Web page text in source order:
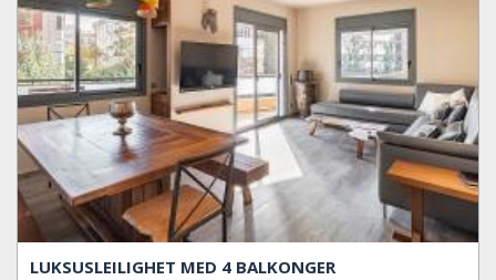
LUKSUSLEILIGHET MED 4 BALKONGER